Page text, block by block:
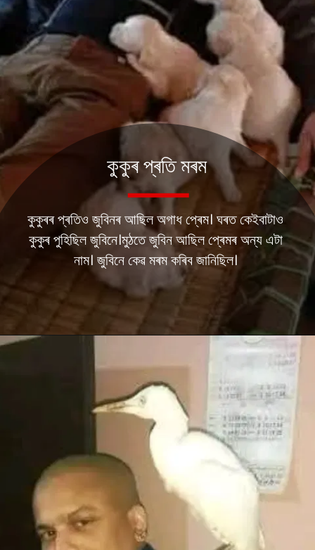
কুকুৰৰ প্ৰতিও জুবিনৰ আছিল অগাধ প্ৰেম। ঘৰত কেইবাটাও
কুকুৰ পুহিছিল জুবিনে।মুঠতে জুবিন আছিল প্ৰেমৰ অন্য এটা
নাম। জুবিনে কেৱ মৰম কৰিব জানিছিল।
কুকুৰ প্ৰতি মৰম